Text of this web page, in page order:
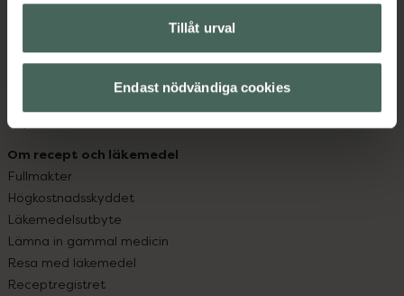
Tillåt urval
Endast nödvändiga cookies
Leverans, betalning och retur
Kundklubb
Köpvillkor
Om recept och läkemedel
Fullmakter
Högkostnadsskyddet
Läkemedelsutbyte
Lämna in gammal medicin
Resa med läkemedel
Receptregistret